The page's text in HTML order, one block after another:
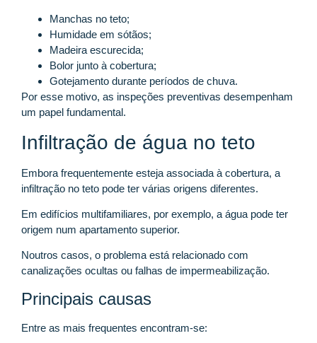
Manchas no teto;
Humidade em sótãos;
Madeira escurecida;
Bolor junto à cobertura;
Gotejamento durante períodos de chuva.
Por esse motivo, as inspeções preventivas desempenham
um papel fundamental.
Infiltração de água no teto
Embora frequentemente esteja associada à cobertura, a
infiltração no teto pode ter várias origens diferentes.
Em edifícios multifamiliares, por exemplo, a água pode ter
origem num apartamento superior.
Noutros casos, o problema está relacionado com
canalizações ocultas ou falhas de impermeabilização.
Principais causas
Entre as mais frequentes encontram-se: